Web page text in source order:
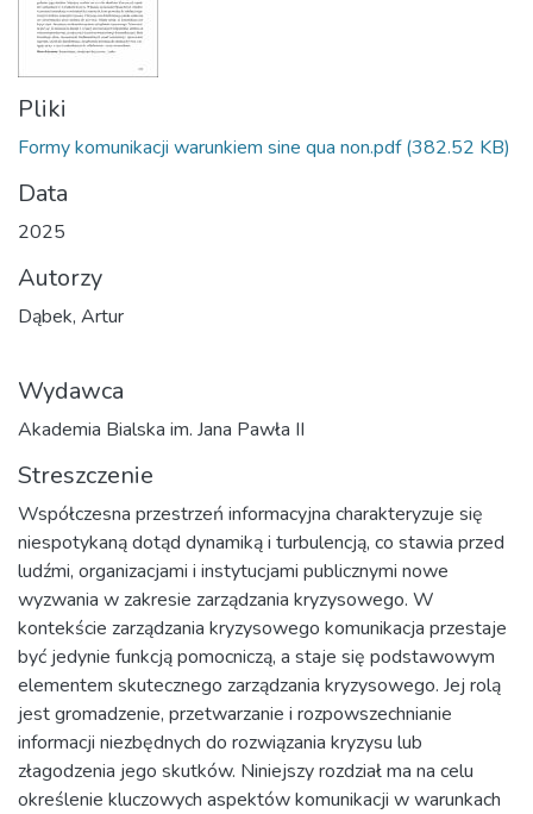
Pliki
Formy komunikacji warunkiem sine qua non.pdf (382.52 KB)
Data
2025
Autorzy
Dąbek, Artur
Wydawca
Akademia Bialska im. Jana Pawła II
Streszczenie
Współczesna przestrzeń informacyjna charakteryzuje się
niespotykaną dotąd dynamiką i turbulencją, co stawia przed
ludźmi, organizacjami i instytucjami publicznymi nowe
wyzwania w zakresie zarządzania kryzysowego. W
kontekście zarządzania kryzysowego komunikacja przestaje
być jedynie funkcją pomocniczą, a staje się podstawowym
elementem skutecznego zarządzania kryzysowego. Jej rolą
jest gromadzenie, przetwarzanie i rozpowszechnianie
informacji niezbędnych do rozwiązania kryzysu lub
złagodzenia jego skutków. Niniejszy rozdział ma na celu
określenie kluczowych aspektów komunikacji w warunkach